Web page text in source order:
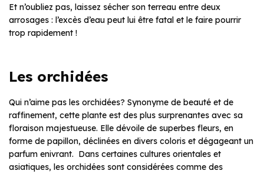
Et n’oubliez pas, laissez sécher son terreau entre deux
arrosages : l’excès d’eau peut lui être fatal et le faire pourrir
trop rapidement !
Les orchidées
Qui n’aime pas les orchidées? Synonyme de beauté et de
raffinement, cette plante est des plus surprenantes avec sa
floraison majestueuse. Elle dévoile de superbes fleurs, en
forme de papillon, déclinées en divers coloris et dégageant un
parfum enivrant. Dans certaines cultures orientales et
asiatiques, les orchidées sont considérées comme des